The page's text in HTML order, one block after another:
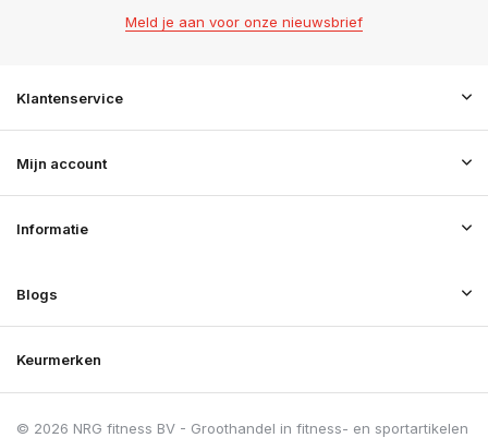
Meld je aan voor onze nieuwsbrief
Klantenservice
Mijn account
Informatie
Blogs
Keurmerken
© 2026 NRG fitness BV - Groothandel in fitness- en sportartikelen